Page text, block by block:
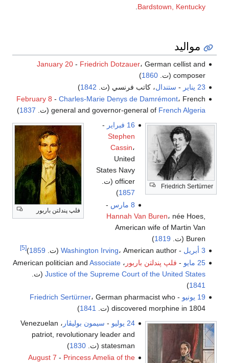
Bardstown, Kentucky
مواليد
January 20- Friedrich Dotzauer، German cellist and
composer (ت.
1860
)
23 يناير
- ستندال، كاتب فرنسي (ت. 1842
)
February 8 - Charles-Marie Denys de Damrémont، French
general and governor-general of French Algeria (ت. 1837
)
فلپ پندلتن باربور
Friedrich Sertürner
16 فبراير
-
Stephen
Cassin،
United
States Navy
officer (ت.
1857
)
8 مارس
-
Hannah Van Buren، née Hoes,
American wife of Martin Van
Buren (ت.
1819
)
3 أبريل
-
Washington Irving، American author (ت. 1859
)
[5]
25 مايو - فلپ پندلتن باربور ، American politician andAssociate
Justice of the Supreme Court of the United States (ت.
1841
)
19 يونيو
-
Friedrich Sertürner، German pharmacist who
discovered morphine in 1804 (ت.
1841
)
24 يوليو - سيمون بوليڤار
، Venezuelan
patriot, revolutionary leader and
statesman (ت.
1830
)
August 7 - Princess Amelia of the